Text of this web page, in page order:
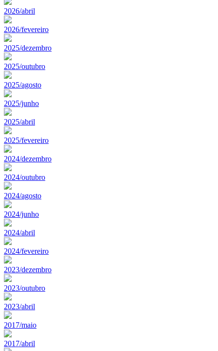
2026/abril
2026/fevereiro
2025/dezembro
2025/outubro
2025/agosto
2025/junho
2025/abril
2025/fevereiro
2024/dezembro
2024/outubro
2024/agosto
2024/junho
2024/abril
2024/fevereiro
2023/dezembro
2023/outubro
2023/abril
2017/maio
2017/abril